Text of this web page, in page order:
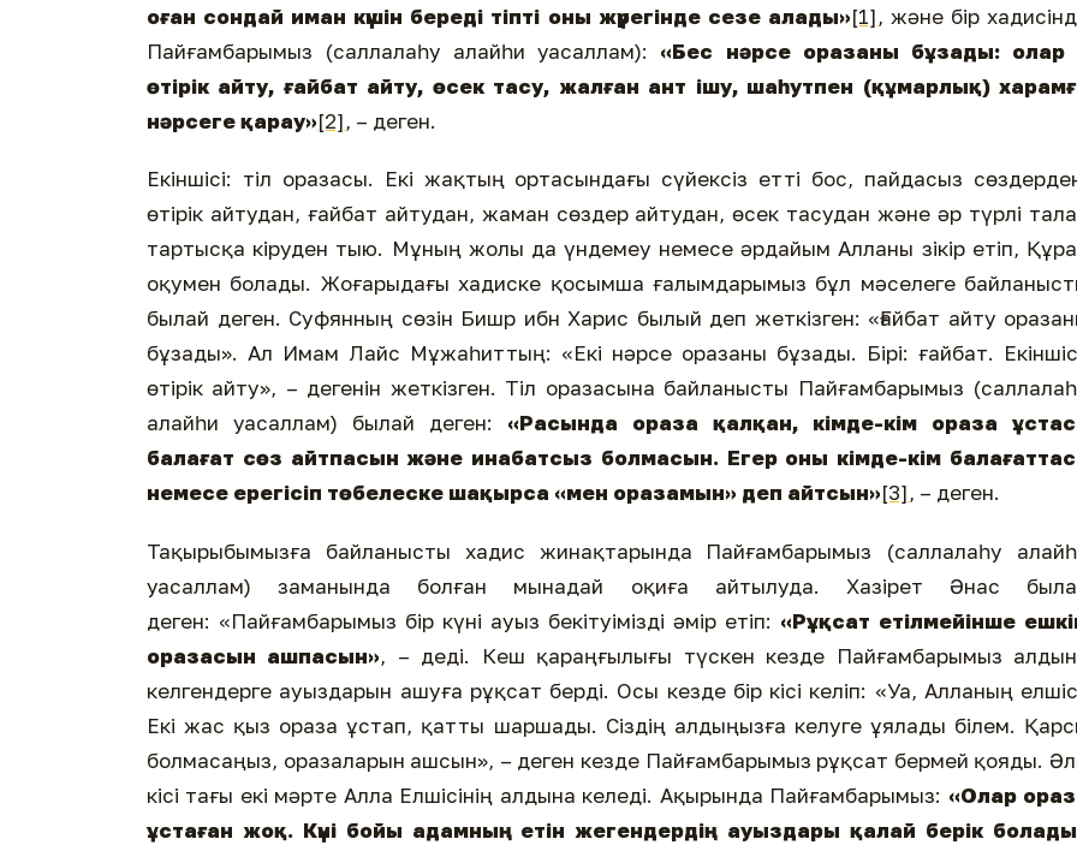
оған сондай иман күшін береді тіпті оны жүрегінде сезе алады»[1], және бір
Пайғамбарымыз (саллалаһу алайһи уасаллам): «Бес нәрсе оразаны бұзады: олар
өтірік айту, ғайбат айту, өсек тасу, жалған ант ішу, шаһутпен (құмарлық)
нәрсеге қарау»[2], – деген.
Екіншісі: тіл оразасы. Екі жақтың ортасындағы сүйексіз етті бос, пайдасыз
өтірік айтудан, ғайбат айтудан, жаман сөздер айтудан, өсек тасудан және әр түрлі
тартысқа кіруден тыю. Мұның жолы да үндемеу немесе әрдайым Алланы зікір етіп,
оқумен болады. Жоғарыдағы хадиске қосымша ғалымдарымыз бұл мәселеге
былай деген. Суфянның сөзін Бишр ибн Харис былый деп жеткізген: «Ғайбат айту
бұзады». Ал Имам Лайс Мұжаһиттың: «Екі нәрсе оразаны бұзады. Бірі: ғайбат.
өтірік айту», – дегенін жеткізген. Тіл оразасына байланысты Пайғамбарымыз
алайһи уасаллам) былай деген: «Расында ораза қалқан, кімде-кім ораза
балағат сөз айтпасын және инабатсыз болмасын. Егер оны кімде-кім
немесе ерегісіп төбелеске шақырса «мен оразамын» деп айтсын»[3], – деген.
Тақырыбымызға байланысты хадис жинақтарында Пайғамбарымыз (саллалаһу
уасаллам) заманында болған мынадай оқиға айтылуда. Хазірет Әнас
деген: «Пайғамбарымыз бір күні ауыз бекітуімізді әмір етіп: «Рұқсат етілмейінше
оразасын ашпасын», – деді. Кеш қараңғылығы түскен кезде Пайғамбарымыз
келгендерге ауыздарын ашуға рұқсат берді. Осы кезде бір кісі келіп: «Уа, Алланың
Екі жас қыз ораза ұстап, қатты шаршады. Сіздің алдыңызға келуге ұялады білем.
болмасаңыз, оразаларын ашсын», – деген кезде Пайғамбарымыз рұқсат бермей қояды.
кісі тағы екі мәрте Алла Елшісінің алдына келеді. Ақырында Пайғамбарымыз: «Олар
ұстаған жоқ. Күні бойы адамның етін жегендердің ауыздары қалай берік